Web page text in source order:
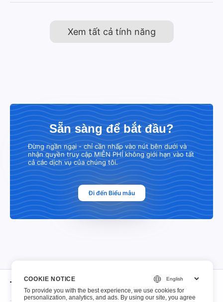
Xem tất cả tính năng
Sẵn sàng để bắt đầu?
Đừng ngần ngại - chỉ cần nhấp vào nút bên dưới và
nhận quyền truy cập MIỄN PHÍ không giới hạn vào tất
cả các dịch vụ của chúng tôi.
Đi đến Biểu mẫu
Trong khoảng
COOKIE NOTICE
To provide you with the best experience, we use cookies for
personalization, analytics, and ads. By using our site, you agree